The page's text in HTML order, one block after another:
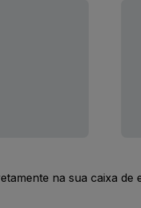
na sua caixa de